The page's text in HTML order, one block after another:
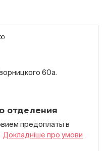
60а.
отделения
предоплаты в
Докладнiше про умови